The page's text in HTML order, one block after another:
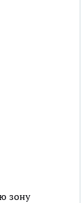
зону